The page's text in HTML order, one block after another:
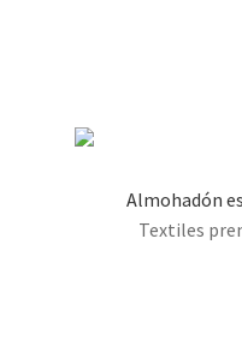
Almohadón
Textiles